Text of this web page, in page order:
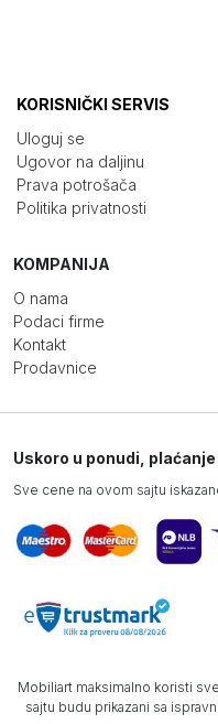
KORISNIČKI SERVIS
Uloguj se
Ugovor na daljinu
Prava potrošača
Politika privatnosti
KOMPANIJA
O nama
Podaci firme
Kontakt
Prodavnice
Uskoro u ponudi,
Sve cene na ovom sajtu
Mobiliart maksimalno koristi
sajtu budu prikazani sa